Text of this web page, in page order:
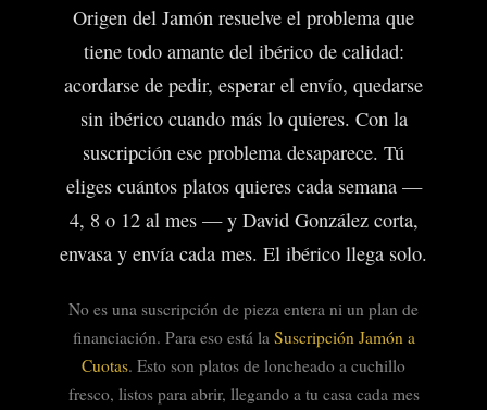
Origen del Jamón resuelve el problema que
tiene todo amante del ibérico de calidad:
acordarse de pedir, esperar el envío, quedarse
sin ibérico cuando más lo quieres. Con la
suscripción ese problema desaparece. Tú
eliges cuántos platos quieres cada semana —
4, 8 o 12 al mes — y David González corta,
envasa y envía cada mes. El ibérico llega solo.
No es una suscripción de pieza entera ni un plan de
financiación. Para eso está la Suscripción Jamón a
Cuotas. Esto son platos de loncheado a cuchillo
fresco, listos para abrir, llegando a tu casa cada mes